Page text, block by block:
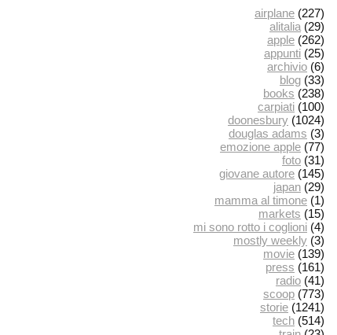
airplane (227)
alitalia (29)
apple (262)
appunti (25)
archivio (6)
blog (33)
books (238)
carpiati (100)
doonesbury (1024)
douglas adams (3)
emozione apple (77)
foto (31)
giovane autore (145)
japan (29)
mamma al timone (1)
markets (15)
mi sono rotto i coglioni (4)
mostly weekly (3)
movie (139)
press (161)
radio (41)
scoop (773)
storie (1241)
tech (514)